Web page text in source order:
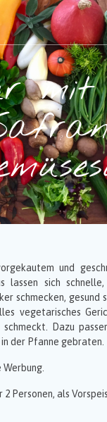
mit
und
lassen sich
schmecken, gesund
vegetarisches
Dazu
der Pfanne gebraten.
Personen, als